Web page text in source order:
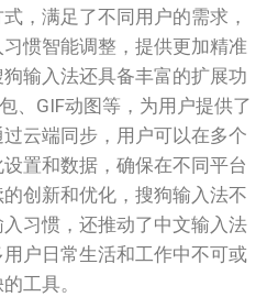
，满足了不同用户的需求，
惯智能调整，提供更加精准
输入法还具备丰富的扩展功
、GIF动图等，为用户提供了
云端同步，用户可以在多个
置和数据，确保在不同平台
创新和优化，搜狗输入法不
习惯，还推动了中文输入法
户日常生活和工作中不可或
工具。